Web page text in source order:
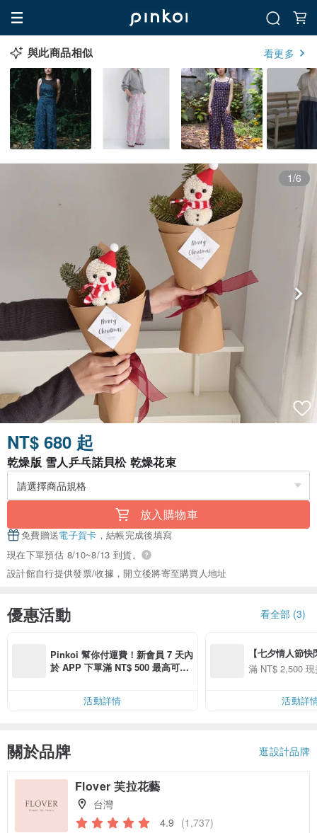
與此商品相似 看更多
1/6
NT$ 680 起
乾燥版 雪人乒乓諾貝松 乾燥花束
放入購物車
免費贈送電子賀卡 ，結帳完成後填寫
現在下單預估 8/10~8/13 到貨。
設計館自行提供發票/收據，開立後將寄至購買人地址
優惠活動 看全部 (3)
Pinkoi 幫你付運費！新會員 7 天內
於 APP 下單滿 NT$ 500 最高可折
活動詳情
【七夕情人節
用 APP 購買任
滿 NT$ 2,500
活動詳
關於品牌 逛設計品牌
Flover 芙拉花藝
台灣
4.9 (1,737)